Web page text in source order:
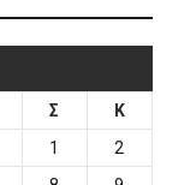
Σ
Κ
1
2